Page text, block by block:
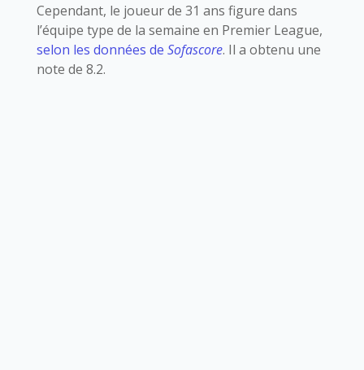
Cependant, le joueur de 31 ans figure dans
l’équipe type de la semaine en Premier League,
selon les données de Sofascore. Il a obtenu une
note de 8.2.